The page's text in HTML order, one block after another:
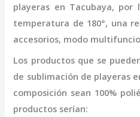
playeras en Tacubaya, por
temperatura de 180°, una
accesorios, modo
Los productos que se
de sublimación de playeras
composición sean 100%
productos serían: